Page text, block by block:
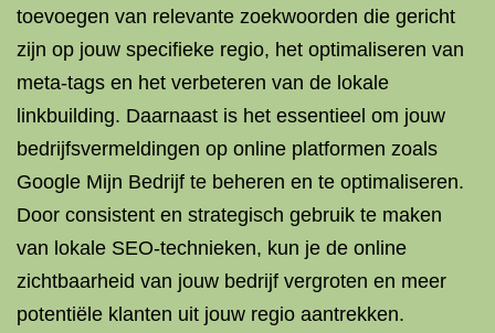
toevoegen van relevante zoekwoorden die gericht
zijn op jouw specifieke regio, het optimaliseren van
meta-tags en het verbeteren van de lokale
linkbuilding. Daarnaast is het essentieel om jouw
bedrijfsvermeldingen op online platformen zoals
Google Mijn Bedrijf te beheren en te optimaliseren.
Door consistent en strategisch gebruik te maken
van lokale SEO-technieken, kun je de online
zichtbaarheid van jouw bedrijf vergroten en meer
potentiële klanten uit jouw regio aantrekken.